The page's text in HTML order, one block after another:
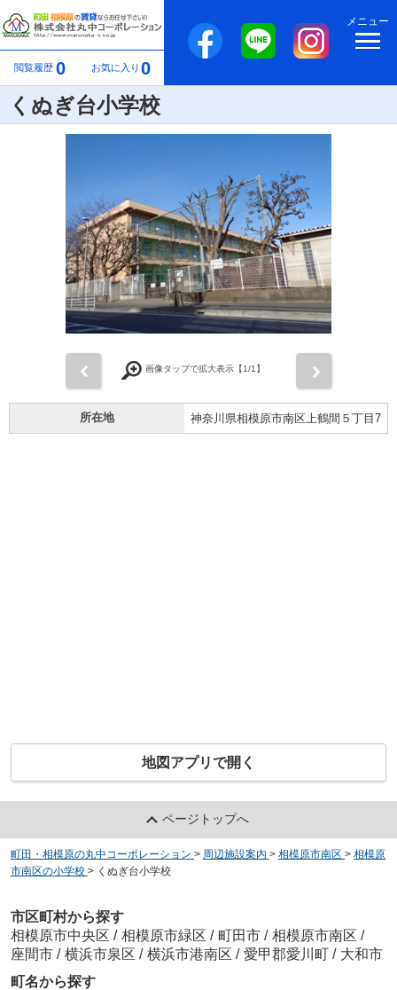
閲覧履歴 0 お気に入り 0
メニュー
くぬぎ台小学校
画像タップで拡大表示【1/1】
所在地 神奈川県相模原市南区上鶴間５丁目7
地図アプリで開く
ページトップへ
町田・相模原の丸中コーポレーション > 周辺施設案内 > 相模原市南区 > 相模原
市南区の小学校 > くぬぎ台小学校
市区町村から探す
相模原市中央区 / 相模原市緑区 / 町田市 / 相模原市南区 /
座間市 / 横浜市泉区 / 横浜市港南区 / 愛甲郡愛川町 / 大和市
町名から探す